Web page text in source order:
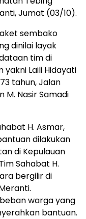
Jumat (03/10).
sembako
dinilai layak
tim di
Laili Hidayati
tahun, Jalan
M. Nasir Samadi
H. Asmar,
dilakukan
di Kepulauan
Sahabat H.
bergilir di
warga yang
bantuan.